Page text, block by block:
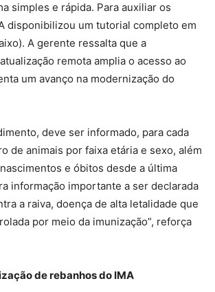
simples e rápida. Para auxiliar os
disponibilizou um tutorial completo em
A gerente ressalta que a
remota amplia o acesso ao
um avanço na modernização do
deve ser informado, para cada
de animais por faixa etária e sexo, além
e óbitos desde a última
informação importante a ser declarada
a raiva, doença de alta letalidade que
por meio da imunização”, reforça
de rebanhos do IMA